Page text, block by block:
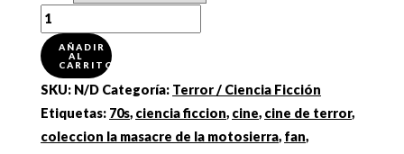
Remera
"La
Masacre
de
la
Motosierra:
AÑADIR
AL
CARRITO
SKU: N/D Categoría: Terror / Ciencia Ficción
Etiquetas: 70s, ciencia ficcion, cine, cine de terror,
coleccion la masacre de la motosierra, fan,